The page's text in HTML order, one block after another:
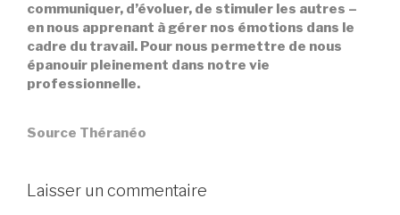
communiquer, d’évoluer, de stimuler les autres –
en nous apprenant à gérer nos émotions dans le
cadre du travail. Pour nous permettre de nous
épanouir pleinement dans notre vie
professionnelle.
Source Théranéo
Laisser un commentaire